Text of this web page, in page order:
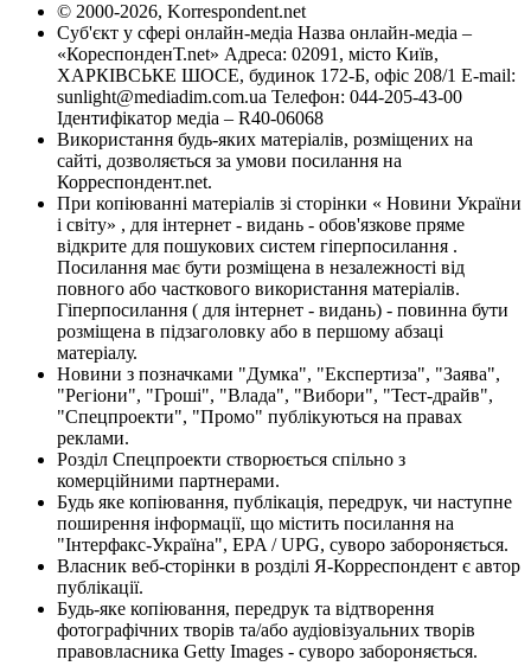
© 2000-2026, Korrespondent.net
Суб'єкт у сфері онлайн-медіа Назва онлайн-медіа –
«КореспонденТ.net» Адреса: 02091, місто Київ,
ХАРКІВСЬКЕ ШОСЕ, будинок 172-Б, офіс 208/1 E-mail:
sunlight@mediadim.com.ua Телефон: 044-205-43-00
Ідентифікатор медіа – R40-06068
Використання будь-яких матеріалів, розміщених на
сайті, дозволяється за умови посилання на
Корреспондент.net.
При копіюванні матеріалів зі сторінки « Новини України
і світу» , для інтернет - видань - обов'язкове пряме
відкрите для пошукових систем гіперпосилання .
Посилання має бути розміщена в незалежності від
повного або часткового використання матеріалів.
Гіперпосилання ( для інтернет - видань) - повинна бути
розміщена в підзаголовку або в першому абзаці
матеріалу.
Новини з позначками "Думка", "Експертиза", "Заява",
"Регіони", "Гроші", "Влада", "Вибори", "Тест-драйв",
"Спецпроекти", "Промо" публікуються на правах
реклами.
Розділ Спецпроекти створюється спільно з
комерційними партнерами.
Будь яке копіювання, публікація, передрук, чи наступне
поширення інформації, що містить посилання на
"Інтерфакс-Україна", EPA / UPG, суворо забороняється.
Власник веб-сторінки в розділі Я-Корреспондент є автор
публікації.
Будь-яке копіювання, передрук та відтворення
фотографічних творів та/або аудіовізуальних творів
правовласника Getty Images - суворо забороняється.